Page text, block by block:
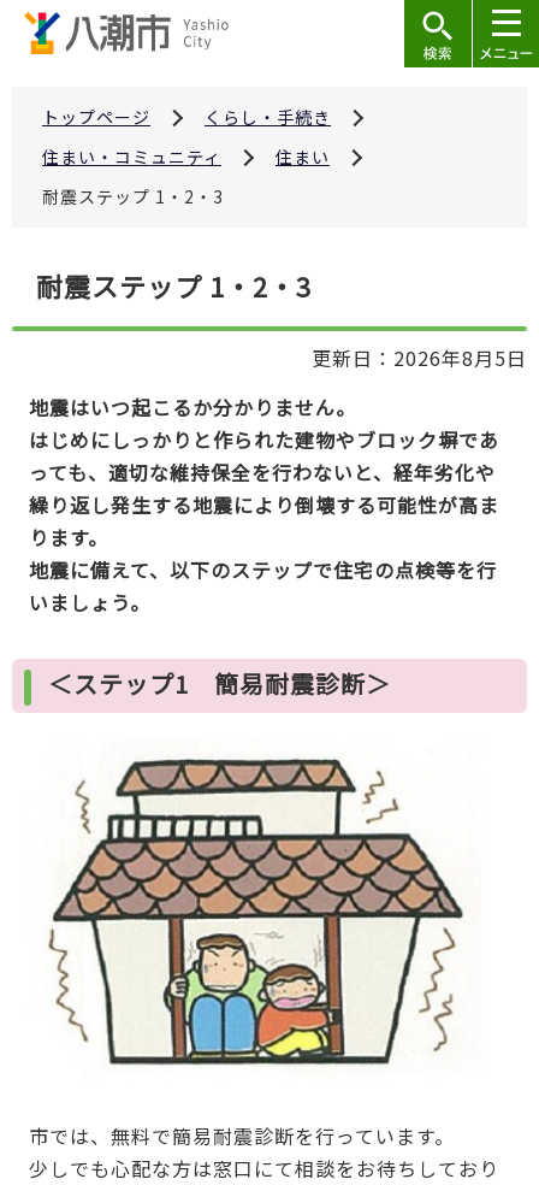
トップページ
くらし・手続き
住まい・コミュニティ
住まい
耐震ステップ 1・2・3
こ
ら
耐震ステップ 1・2・3
更新日：2026年8月5日
地震はいつ起こるか分かりません。
はじめにしっかりと作られた建物やブロック塀であ
っても、適切な維持保全を行わないと、経年劣化や
繰り返し発生する地震により倒壊する可能性が高ま
ります。
地震に備えて、以下のステップで住宅の点検等を行
いましょう。
＜ステップ1 簡易耐震診断＞
市では、無料で簡易耐震診断を行っています。
少しでも心配な方は窓口にて相談をお待ちしており